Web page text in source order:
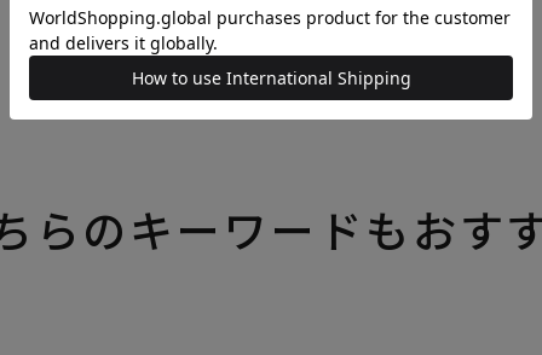
いろいろなテーマの特集一覧はこちら
らのキーワードもおす